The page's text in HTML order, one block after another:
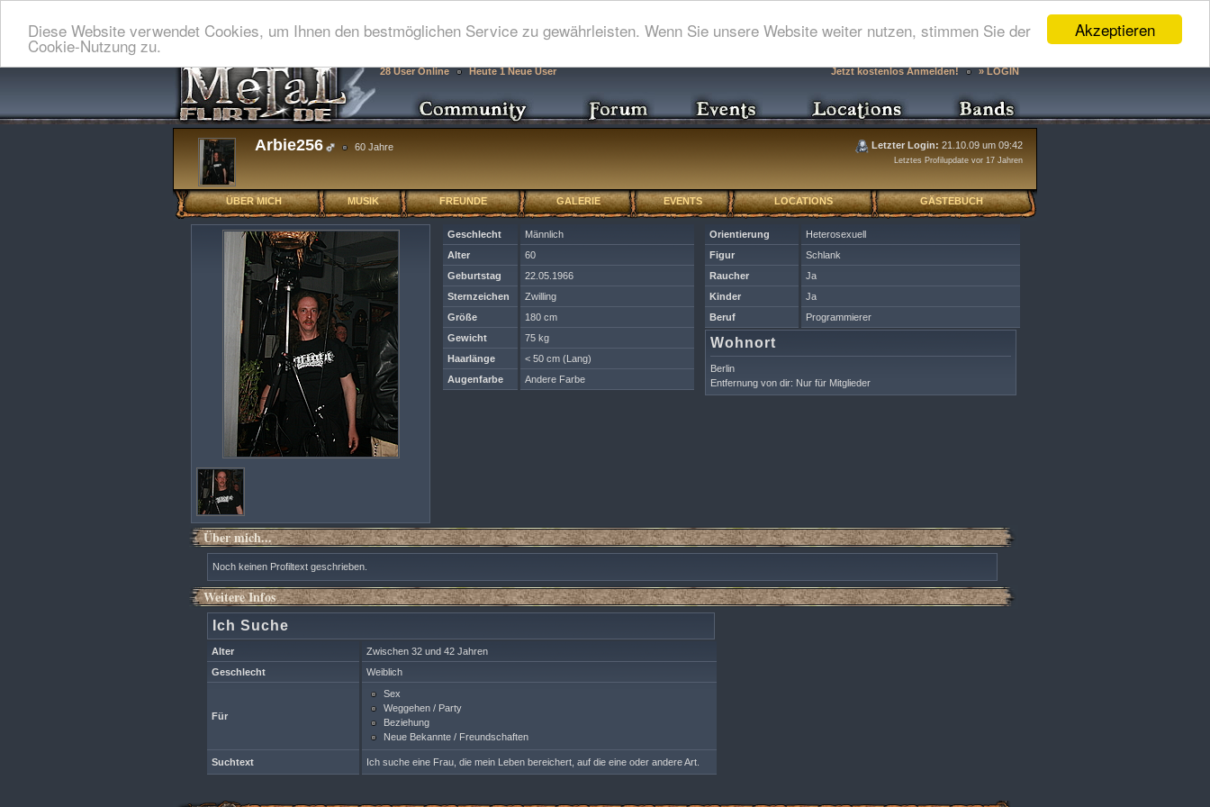
Akzeptieren
Diese Website verwendet Cookies, um Ihnen den bestmöglichen Service zu gewährleisten. Wenn Sie unsere Website weiter nutzen, stimmen Sie der
Cookie-Nutzung zu.
28 User Online Heute 1 Neue User Jetzt kostenlos Anmelden! » LOGIN
Arbie256 60 Jahre Letzter Login: 21.10.09 um 09:42
Letztes Profilupdate vor 17 Jahren
ÜBER MICH MUSIK FREUNDE GALERIE EVENTS LOCATIONS GÄSTEBUCH
Orientierung
Heterosexuell
Figur
Schlank
Raucher
Ja
Kinder
Ja
Beruf
Programmierer
Wohnort
Berlin
Entfernung von dir: Nur für Mitglieder
Geschlecht
Männlich
Alter
60
Geburtstag
22.05.1966
Sternzeichen
Zwilling
Größe
180 cm
Gewicht
75 kg
Haarlänge
< 50 cm (Lang)
Augenfarbe
Andere Farbe
Über mich...
Noch keinen Profiltext geschrieben.
Weitere Infos
Ich Suche
Alter
Zwischen 32 und 42 Jahren
Geschlecht
Weiblich
Für
Sex
Weggehen / Party
Beziehung
Neue Bekannte / Freundschaften
Suchtext Ich suche eine Frau, die mein Leben bereichert, auf die eine oder andere Art.